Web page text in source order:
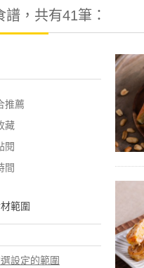
譜，共有41筆：
推薦
藏
閱
間
範圍
設定的範圍